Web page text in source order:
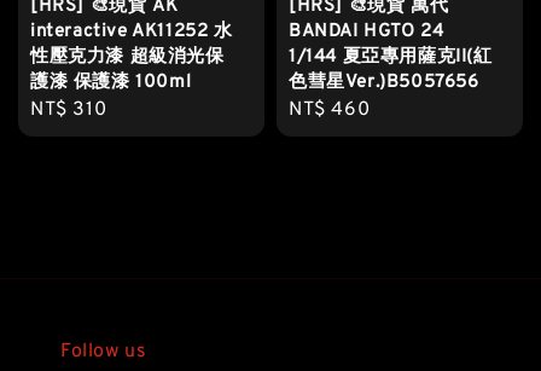
[HRS] 🎨現貨 AK
interactive AK11252 水
性壓克力漆 超級消光保
護漆 保護漆 100ml
Regular
price
NT$ 310
[HRS] 🎨現貨 萬代
BANDAI HGTO 24
1/144 夏亞專用薩克II(紅
色彗星Ver.)B5057656
Regular
price
NT$ 460
Follow us